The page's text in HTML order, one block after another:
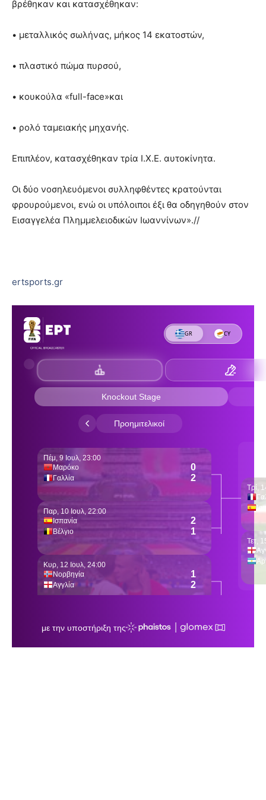
βρέθηκαν και κατασχέθηκαν:
• μεταλλικός σωλήνας, μήκος 14 εκατοστών,
• πλαστικό πώμα πυρσού,
• κουκούλα «full-face»και
• ρολό ταμειακής μηχανής.
Επιπλέον, κατασχέθηκαν τρία Ι.Χ.Ε. αυτοκίνητα.
Οι δύο νοσηλευόμενοι συλληφθέντες κρατούνται
φρουρούμενοι, ενώ οι υπόλοιποι έξι θα οδηγηθούν στον
Εισαγγελέα Πλημμελειοδικών Ιωαννίνων».//
ertsports.gr